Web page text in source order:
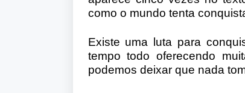
como o mundo tenta
Existe uma luta para
tempo todo oferecendo
podemos deixar que nada